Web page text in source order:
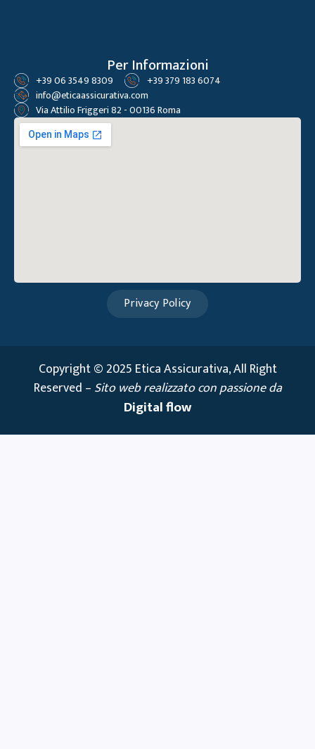
Per Informazioni
+39 06 3549 8309
+39 379 183 6074
info@eticaassicurativa.com
Via Attilio Friggeri 82 - 00136 Roma
Privacy Policy
Copyright © 2025 Etica Assicurativa, All Right
Reserved – Sito web realizzato con passione da
Digital flow